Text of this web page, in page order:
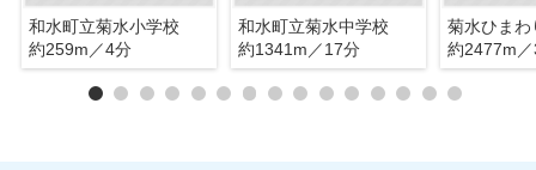
和水町立菊水小学校
約259m／4分
和水町立菊水中学校
約1341m／17分
菊水ひまわ
約2477m